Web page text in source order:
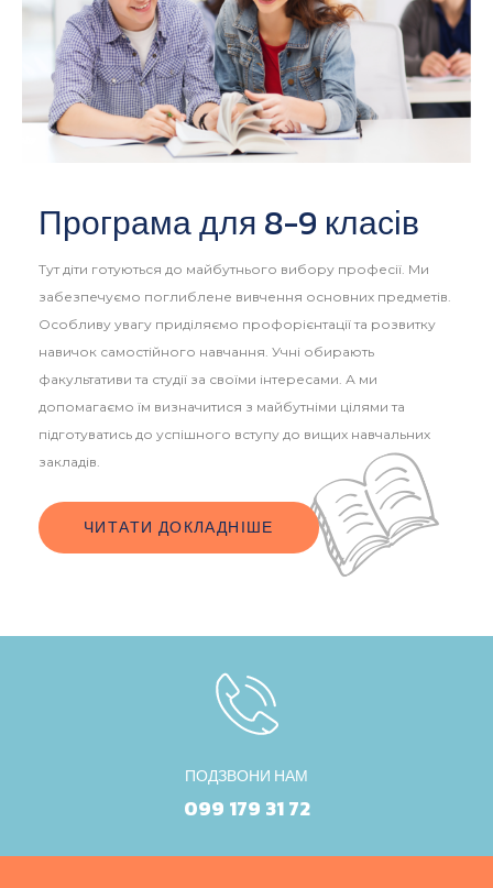
Програма для 8-9 класів
Тут діти готуються до майбутнього вибору професії. Ми
забезпечуємо поглиблене вивчення основних предметів.
Особливу увагу приділяємо профорієнтації та розвитку
навичок самостійного навчання. Учні обирають
факультативи та студії за своїми інтересами. А ми
допомагаємо їм визначитися з майбутніми цілями та
підготуватись до успішного вступу до вищих навчальних
закладів.
ЧИТАТИ ДОКЛАДНІШЕ
ПОДЗВОНИ НАМ
099 179 31 72